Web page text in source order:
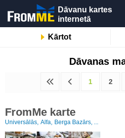
Dāvanu kartes
internetā
Kārtot
Dāvanas
1 2
FromMe karte
Universālās, Alfa, Berga Bazārs, ...